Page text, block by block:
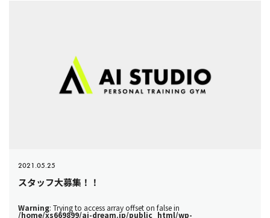
2021.05.25
スタッフ大募集！！
Warning: Trying to access array offset on false in
/home/xs669899/ai-dream.jp/public_html/wp-